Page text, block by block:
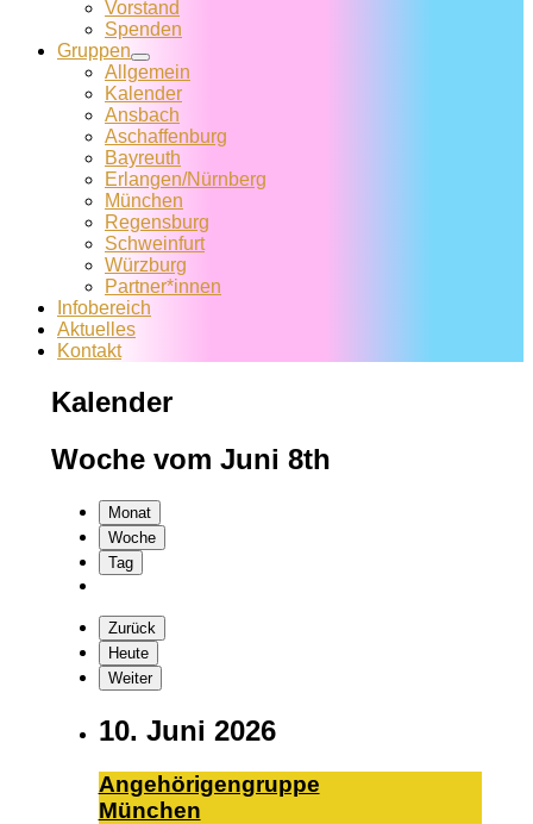
Vorstand
Spenden
Gruppen
Allgemein
Kalender
Ansbach
Aschaffenburg
Bayreuth
Erlangen/Nürnberg
München
Regensburg
Schweinfurt
Würzburg
Partner*innen
Infobereich
Aktuelles
Kontakt
Kalender
Woche vom Juni 8th
Monat
Woche
Tag
Zurück
Heute
Weiter
10. Juni 2026
An­ge­hö­ri­gen­grup­pe
Mün­chen